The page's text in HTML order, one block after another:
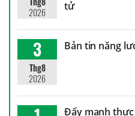
2026
tử
3
Thg8
2026
Bản tin năng
Đẩy mạnh thực